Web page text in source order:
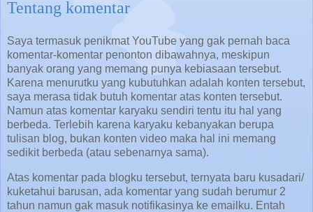
Tentang komentar
Saya termasuk penikmat YouTube yang gak pernah baca
komentar-komentar penonton dibawahnya, meskipun
banyak orang yang memang punya kebiasaan tersebut.
Karena menurutku yang kubutuhkan adalah konten tersebut,
saya merasa tidak butuh komentar atas konten tersebut.
Namun atas komentar karyaku sendiri tentu itu hal yang
berbeda. Terlebih karena karyaku kebanyakan berupa
tulisan blog, bukan konten video maka hal ini memang
sedikit berbeda (atau sebenarnya sama).
Atas komentar pada blogku tersebut, ternyata baru kusadari/
kuketahui barusan, ada komentar yang sudah berumur 2
tahun namun gak masuk notifikasinya ke emailku. Entah